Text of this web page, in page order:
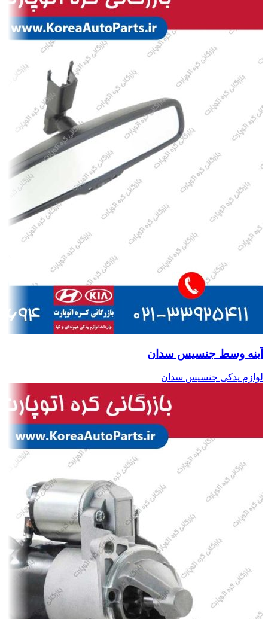
آینه وسط جنسیس سدان
لوازم یدکی جنسیس سدان